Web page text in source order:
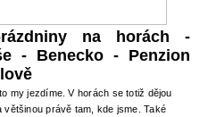
na horách -
- Benecko - Penzion
my jezdíme. V horách se totiž dějou
většinou právě tam, kde jsme. Také